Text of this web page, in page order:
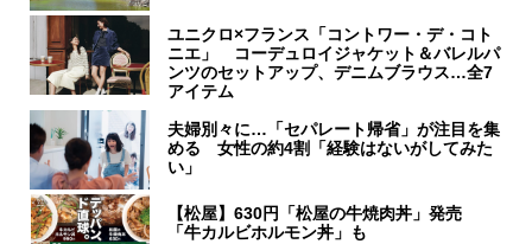
ユニクロ×フランス「コントワー・デ・コト
ニエ」 コーデュロイジャケット＆バレルパ
ンツのセットアップ、デニムブラウス…全7
アイテム
夫婦別々に…「セパレート帰省」が注目を集
める 女性の約4割「経験はないがしてみた
い」
【松屋】630円「松屋の牛焼肉丼」発売
「牛カルビホルモン丼」も